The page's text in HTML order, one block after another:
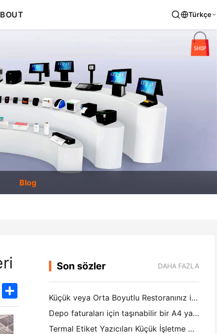
Türkçe
Blog
TwitterShare
Son sözler DAHA FAZLA
Küçük veya Orta Boyutlu Restoranınız için Doğru Restoran Yazılımı Nasıl Seçilir
Depo faturaları için taşınabilir bir A4 yazıcıya ihtiyacınız var mı? Aslında ne çalışır
Termal Etiket Yazıcıları Küçük İşletme Ürünleri için Su Geçirmez Etiketler Yapabilir mi?